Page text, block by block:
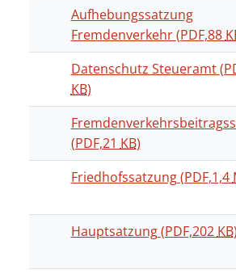
Aufhebungssatzung
Fremdenverkehr(PDF,88
Datenschutz Steueramt
KB)
(PDF,21 KB)
Friedhofssatzung(PDF,1,4
Hauptsatzung(PDF,202 KB)